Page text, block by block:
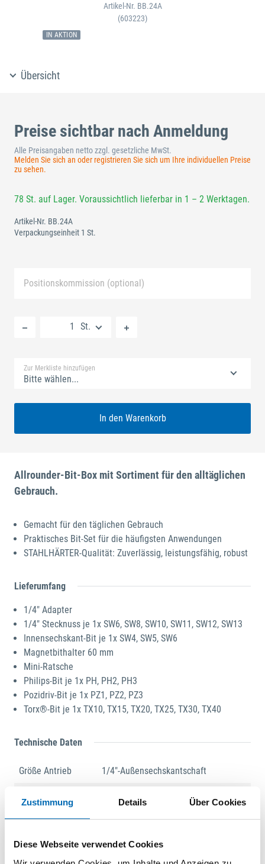
Zustimmung Details Über Cookies
Diese Webseite verwendet Cookies
Artikel-Nr. BB.24A
(603223)
IN AKTION
Übersicht
Preise sichtbar nach Anmeldung
Alle Preisangaben netto zzgl. gesetzliche MwSt.
Melden Sie sich an oder registrieren Sie sich um Ihre individuellen Preise
zu sehen.
78 St. auf Lager. Voraussichtlich lieferbar in 1 – 2 Werktagen.
Artikel-Nr. BB.24A
Verpackungseinheit 1 St.
Positionskommission (optional)
St.
Zur Merkliste hinzufügen
Bitte wählen...
In den Warenkorb
Allrounder-Bit-Box mit Sortiment für den alltäglichen
Gebrauch.
Gemacht für den täglichen Gebrauch
Praktisches Bit-Set für die häufigsten Anwendungen
STAHLHÄRTER-Qualität: Zuverlässig, leistungsfähig, robust
Lieferumfang
1/4" Adapter
1/4" Stecknuss je 1x SW6, SW8, SW10, SW11, SW12, SW13
Innensechskant-Bit je 1x SW4, SW5, SW6
Magnetbithalter 60 mm
Mini-Ratsche
Philips-Bit je 1x PH, PH2, PH3
Pozidriv-Bit je 1x PZ1, PZ2, PZ3
Torx®-Bit je 1x TX10, TX15, TX20, TX25, TX30, TX40
Technische Daten
Größe Antrieb 1/4"-Außensechskantschaft
Produktart Bit
Produktbeschreibung